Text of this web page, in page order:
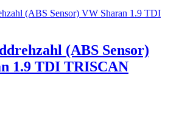
(ABS Sensor)
1.9 TDI TRISCAN